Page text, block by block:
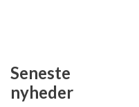
Seneste
nyheder